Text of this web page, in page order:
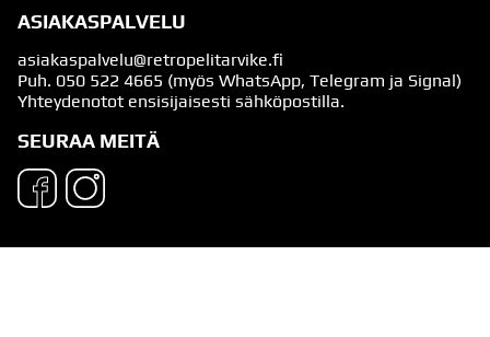
ASIAKASPALVELU
asiakaspalvelu@retropelitarvike.fi
Puh. 050 522 4665 (myös WhatsApp, Telegram ja Signal)
Yhteydenotot ensisijaisesti sähköpostilla.
SEURAA MEITÄ